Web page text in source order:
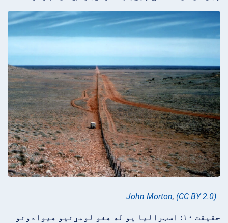
John Morton, (CC BY 2.0)
حقیقت ۱۰: اسټرالیا یو له هغو لومړنیو هیوادونو